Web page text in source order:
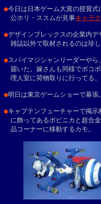
●今日は日本ゲーム大賞の授賞
公ホリ・ススムが見事キャラ
●デザインプレックスの企業内
雑誌以外で取材されるのは珍し
●スパイマジシャンリーダーや
届いた。嫁さんも同様でボコ
理人室に荷物取りに行ってる
●明日は東京ゲームショーで幕張
●キャプテンフューチャーで掲
に飾ってあるポピニカと超合
品コーナーに移動するカモ。